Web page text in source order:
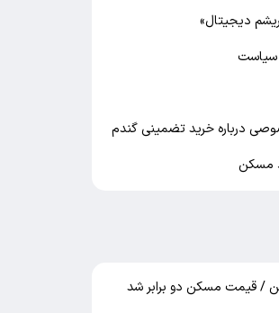
دیجیتال»
سیاست
درباره خرید تضمینی گندم
مسکن
/ قیمت مسکن دو برابر شد